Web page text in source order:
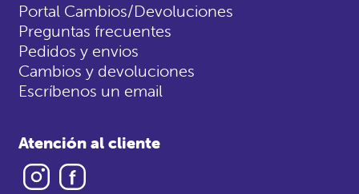
Portal Cambios/Devoluciones
Preguntas frecuentes
Pedidos y envios
Cambios y devoluciones
Escríbenos un email
Atención al cliente
Instagram